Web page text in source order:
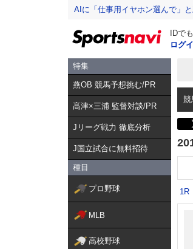
AIに「仕事用イヤホン選んで」
IDで
ログ
特集
燕OB 競馬予想挑む/PR
髙津×三浦 監督対談/PR
Jリーグ戦力 徹底分析
J国立試合に無料招待
種目
プロ野球
MLB
高校野球
競
1R